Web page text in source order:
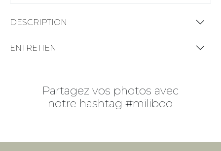
DESCRIPTION
ENTRETIEN
Partagez vos photos avec
notre hashtag #miliboo